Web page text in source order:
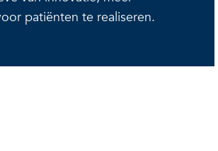
patiënten te realiseren.